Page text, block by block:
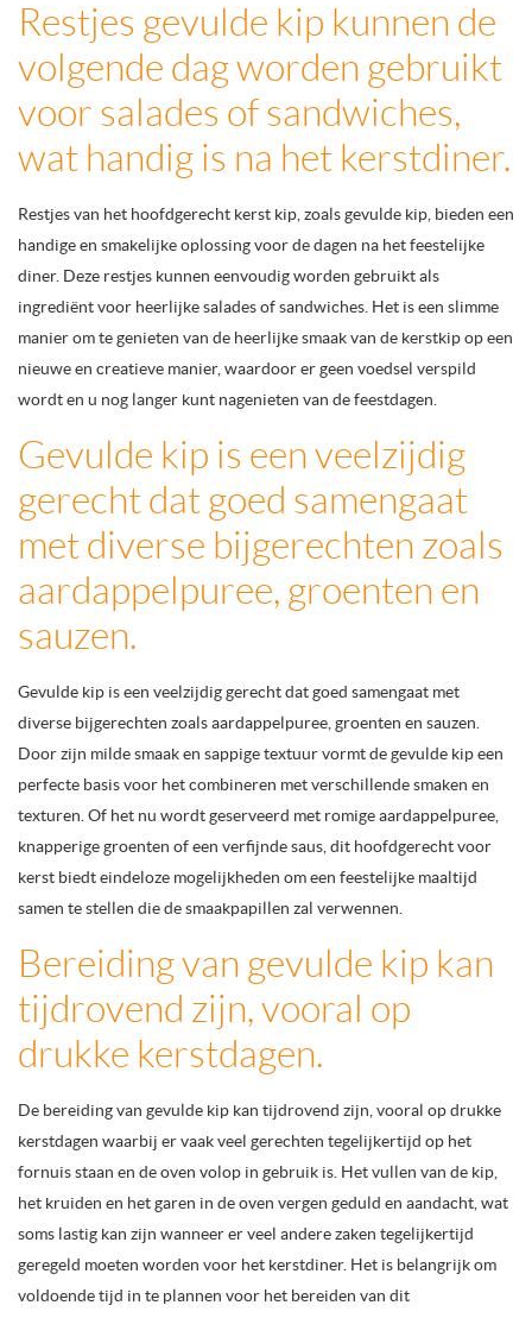
Restjes gevulde kip kunnen de
volgende dag worden gebruikt
voor salades of sandwiches,
wat handig is na het kerstdiner.
Restjes van het hoofdgerecht kerst kip, zoals gevulde kip, bieden een
handige en smakelijke oplossing voor de dagen na het feestelijke
diner. Deze restjes kunnen eenvoudig worden gebruikt als
ingrediënt voor heerlijke salades of sandwiches. Het is een slimme
manier om te genieten van de heerlijke smaak van de kerstkip op een
nieuwe en creatieve manier, waardoor er geen voedsel verspild
wordt en u nog langer kunt nagenieten van de feestdagen.
Gevulde kip is een veelzijdig
gerecht dat goed samengaat
met diverse bijgerechten zoals
aardappelpuree, groenten en
sauzen.
Gevulde kip is een veelzijdig gerecht dat goed samengaat met
diverse bijgerechten zoals aardappelpuree, groenten en sauzen.
Door zijn milde smaak en sappige textuur vormt de gevulde kip een
perfecte basis voor het combineren met verschillende smaken en
texturen. Of het nu wordt geserveerd met romige aardappelpuree,
knapperige groenten of een verfijnde saus, dit hoofdgerecht voor
kerst biedt eindeloze mogelijkheden om een feestelijke maaltijd
samen te stellen die de smaakpapillen zal verwennen.
Bereiding van gevulde kip kan
tijdrovend zijn, vooral op
drukke kerstdagen.
De bereiding van gevulde kip kan tijdrovend zijn, vooral op drukke
kerstdagen waarbij er vaak veel gerechten tegelijkertijd op het
fornuis staan en de oven volop in gebruik is. Het vullen van de kip,
het kruiden en het garen in de oven vergen geduld en aandacht, wat
soms lastig kan zijn wanneer er veel andere zaken tegelijkertijd
geregeld moeten worden voor het kerstdiner. Het is belangrijk om
voldoende tijd in te plannen voor het bereiden van dit